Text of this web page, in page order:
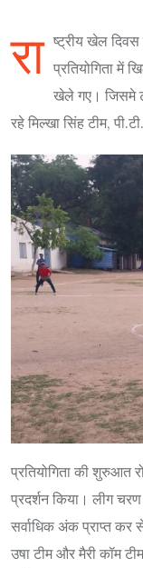
रा ष्ट्रीय खेल
प्रतियोगिता में
खेले गए। जिसमे
रहे मिल्खा सिंह टीम,
प्रतियोगिता की शुरुआत
प्रदर्शन किया। लीग
सर्वाधिक अंक प्राप्त कर
उषा टीम और मैरी कॉम